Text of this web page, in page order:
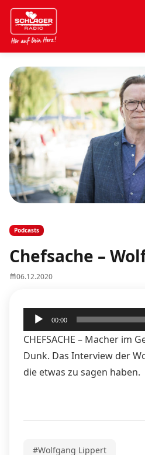
Podcasts
Chefsache –
06.12.2020
Audio-
Player
00:00
CHEFSACHE – Macher im
Dunk. Das Interview der
die etwas zu sagen haben.
#Wolfgang Lippert